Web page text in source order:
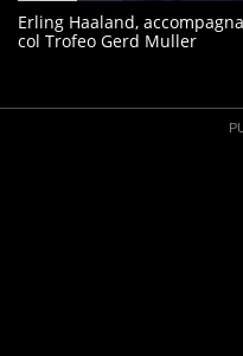
Erling Haaland,
col Trofeo Gerd Muller